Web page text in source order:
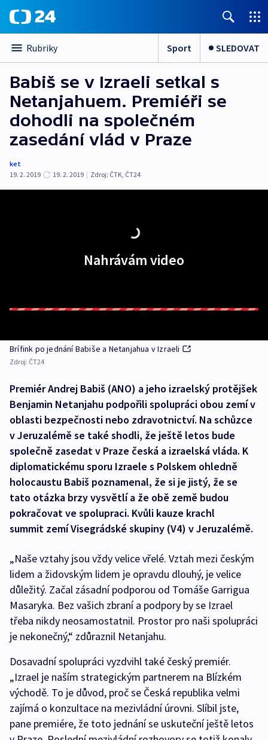
Rubriky Sport SLEDOVAT
Babiš se v Izraeli setkal s
Netanjahuem. Premiéři se
dohodli na společném
zasedání vlád v Praze
ket
19. 2. 2019
19. 2. 2019 | Zdroj: ČTK, ČT24
Nahrávám video
Brífink po jednání Babiše a Netanjahua v Izraeli
Zdroj: ČT24
Premiér Andrej Babiš (ANO) a jeho izraelský protějšek
Benjamin Netanjahu podpořili spolupráci obou zemí v
oblasti bezpečnosti nebo zdravotnictví. Na schůzce
v Jeruzalémě se také shodli, že ještě letos bude
společně zasedat v Praze česká a izraelská vláda. K
diplomatickému sporu Izraele s Polskem ohledně
holocaustu Babiš poznamenal, že si je jistý, že se
tato otázka brzy vysvětlí a že obě země budou
pokračovat ve spolupraci. Kvůli kauze krachl
summit zemí Visegrádské skupiny (V4) v Jeruzalémě.
„Naše vztahy jsou vždy velice vřelé. Vztah mezi českým
lidem a židovským lidem je opravdu dlouhý, je velice
důležitý. Začal zásadní podporou od Tomáše Garrigua
Masaryka. Bez vašich zbraní a podpory by se Izrael
třeba nikdy neosamostatnil. Prostor pro naši spolupráci
je nekonečný,“ zdůraznil Netanjahu.
Dosavadní spolupráci vyzdvihl také český premiér.
„Izrael je naším strategickým partnerem na Blízkém
východě. To je důvod, proč se Česká republika velmi
zajímá o konzultace na mezivládní úrovni. Slíbil jste,
pane premiére, že toto jednání se uskuteční ještě letos